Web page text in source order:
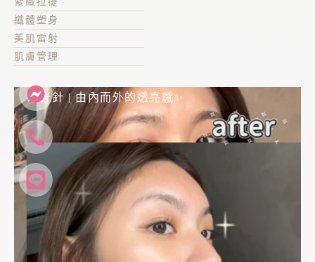
纖體塑身
美肌雷射
肌膚管理
水光針 | 由內而外的透亮感✨